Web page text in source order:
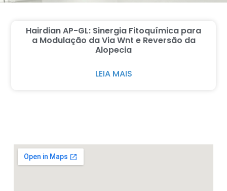
Hairdian AP-GL: Sinergia Fitoquímica para
a Modulação da Via Wnt e Reversão da
Alopecia
LEIA MAIS